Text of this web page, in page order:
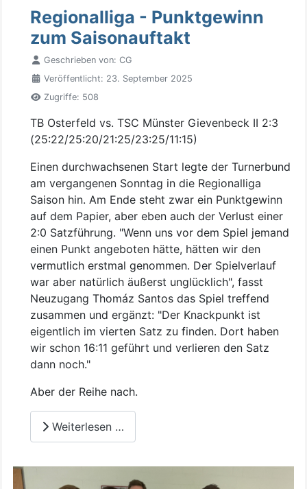
Regionalliga - Punktgewinn
zum Saisonauftakt
Geschrieben von: CG
Veröffentlicht: 23. September 2025
Zugriffe: 508
TB Osterfeld vs. TSC Münster Gievenbeck II 2:3
(25:22/25:20/21:25/23:25/11:15)
Einen durchwachsenen Start legte der Turnerbund
am vergangenen Sonntag in die Regionalliga
Saison hin. Am Ende steht zwar ein Punktgewinn
auf dem Papier, aber eben auch der Verlust einer
2:0 Satzführung. "Wenn uns vor dem Spiel jemand
einen Punkt angeboten hätte, hätten wir den
vermutlich erstmal genommen. Der Spielverlauf
war aber natürlich äußerst unglücklich", fasst
Neuzugang Thomáz Santos das Spiel treffend
zusammen und ergänzt: "Der Knackpunkt ist
eigentlich im vierten Satz zu finden. Dort haben
wir schon 16:11 geführt und verlieren den Satz
dann noch."
Aber der Reihe nach.
Weiterlesen …